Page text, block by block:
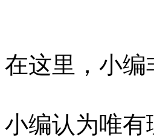
在这里，小
小编认为唯